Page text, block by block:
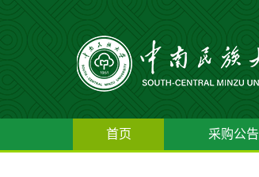
首页 采购公告